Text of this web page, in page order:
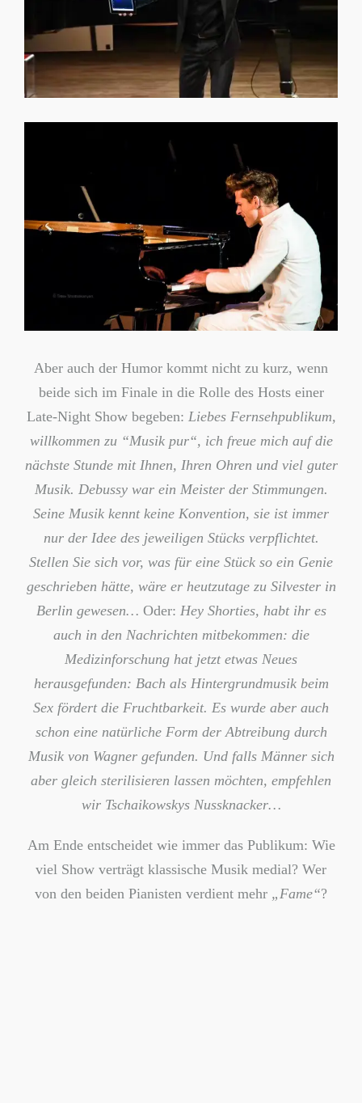
Aber auch der Humor kommt nicht zu kurz, wenn
beide sich im Finale in die Rolle des Hosts einer
Late-Night Show begeben: Liebes Fernsehpublikum,
willkommen zu “Musik pur“, ich freue mich auf die
nächste Stunde mit Ihnen, Ihren Ohren und viel guter
Musik. Debussy war ein Meister der Stimmungen.
Seine Musik kennt keine Konvention, sie ist immer
nur der Idee des jeweiligen Stücks verpflichtet.
Stellen Sie sich vor, was für eine Stück so ein Genie
geschrieben hätte, wäre er heutzutage zu Silvester in
Berlin gewesen… Oder: Hey Shorties, habt ihr es
auch in den Nachrichten mitbekommen: die
Medizinforschung hat jetzt etwas Neues
herausgefunden: Bach als Hintergrundmusik beim
Sex fördert die Fruchtbarkeit. Es wurde aber auch
schon eine natürliche Form der Abtreibung durch
Musik von Wagner gefunden. Und falls Männer sich
aber gleich sterilisieren lassen möchten, empfehlen
wir Tschaikowskys Nussknacker…
Am Ende entscheidet wie immer das Publikum: Wie
viel Show verträgt klassische Musik medial? Wer
von den beiden Pianisten verdient mehr „Fame“?